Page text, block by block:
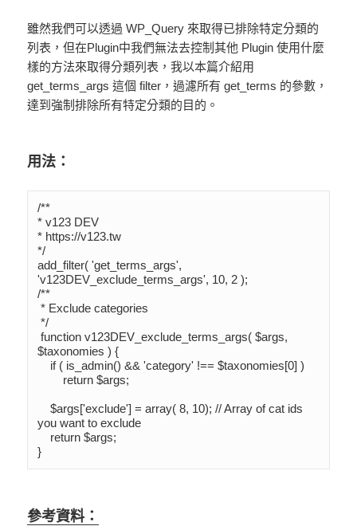
雖然我們可以透過 WP_Query 來取得已排除特定分類的
列表，但在Plugin中我們無法去控制其他 Plugin 使用什麼
樣的方法來取得分類列表，我以本篇介紹用
get_terms_args 這個 filter，過濾所有 get_terms 的參數，
達到強制排除所有特定分類的目的。
用法：
/**
* v123 DEV
* https://v123.tw
*/
add_filter( 'get_terms_args',
'v123DEV_exclude_terms_args', 10, 2 );
/**
* Exclude categories
*/
function v123DEV_exclude_terms_args( $args,
$taxonomies ) {
    $args['exclude'] = array( 8, 10); // Array of cat ids
you want to exclude
}
參考資料：